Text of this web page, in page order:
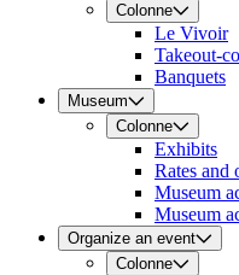
Colonne
Le Vivoir
Takeout-
Banquets
Museum
Colonne
Exhibits
Rates and
Museum
Museum
Organize an event
Colonne